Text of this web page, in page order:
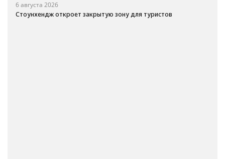
6 августа 2026
Стоунхендж откроет закрытую зону для туристов